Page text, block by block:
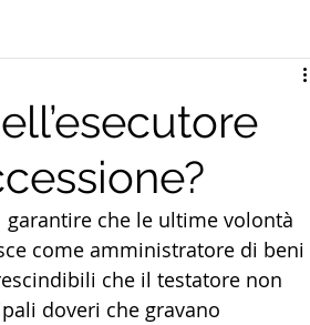
garantire che le ultime volontà
come amministratore di beni
che il testatore non
doveri che gravano